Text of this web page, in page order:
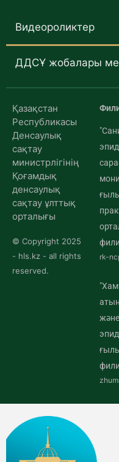
Видеороликтер
ДДСҰ жобалары
Қазақстан
Республикасы
Денсаулық
сақтау
министрлігінің
Қоғамдық
денсаулық
сақтау ұлттық
орталығы
© Copyright 2025
- hls.kz - all rights
reserved.
rk-
және